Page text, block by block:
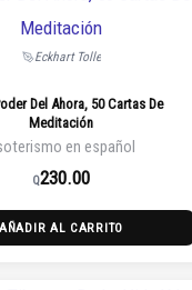
Eckhart Tolle
Del Ahora, 50 Cartas De
Meditación
en español
Q230.00
AÑADIR AL CARRITO